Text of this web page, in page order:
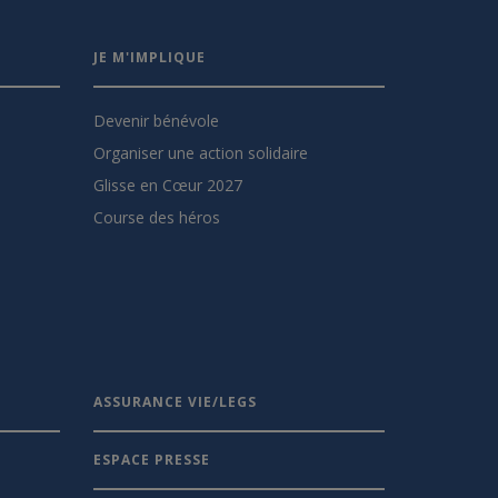
JE M'IMPLIQUE
Devenir bénévole
Organiser une action solidaire
Glisse en Cœur 2027
Course des héros
ASSURANCE VIE/LEGS
ESPACE PRESSE